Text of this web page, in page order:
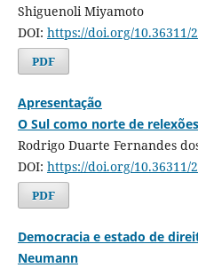
Shiguenoli Miyamoto
DOI: https://doi.org/10.36311/
PDF
Apresentação
O Sul como norte de
Rodrigo Duarte Fernandes
DOI: https://doi.org/10.36311/
PDF
Democracia e estado de
Neumann